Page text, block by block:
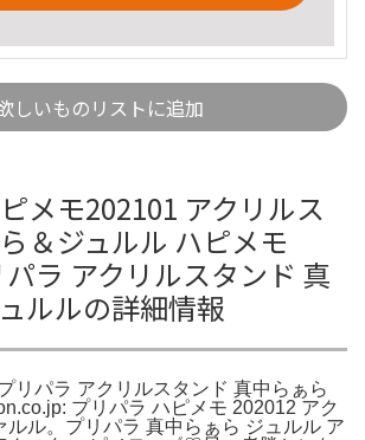
しいものリストに追加
メモ202101 アクリルス
＆ジュルル ハピメモ
ラ アクリルスタンド 真
ルルの詳細情報
リパラ アクリルスタンド 真中らぁら
プリパラ ハピメモ 202012 アク
ルル。プリパラ 真中らぁら ジュルル ア